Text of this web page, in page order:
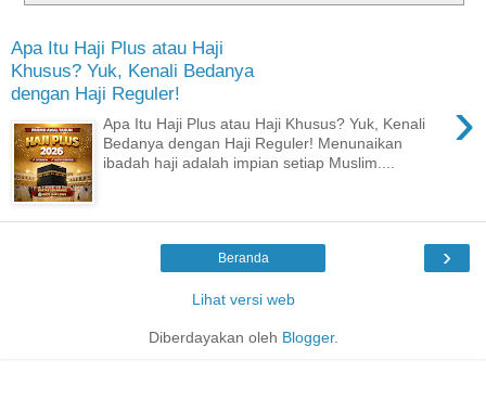
Apa Itu Haji Plus atau Haji
Khusus? Yuk, Kenali Bedanya
dengan Haji Reguler!
›
Apa Itu Haji Plus atau Haji Khusus? Yuk, Kenali
Bedanya dengan Haji Reguler! Menunaikan
ibadah haji adalah impian setiap Muslim....
›
Beranda
Lihat versi web
Diberdayakan oleh Blogger.